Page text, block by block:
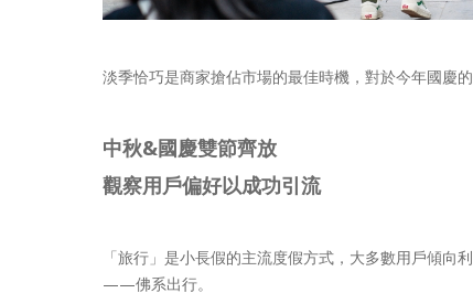
淡季恰巧是商家搶佔市場的最佳時機，對於今年國慶
中秋&國慶雙節齊放
觀察用戶偏好以成功引流
「旅行」是小長假的主流度假方式，大多數用戶傾向
——佛系出行。